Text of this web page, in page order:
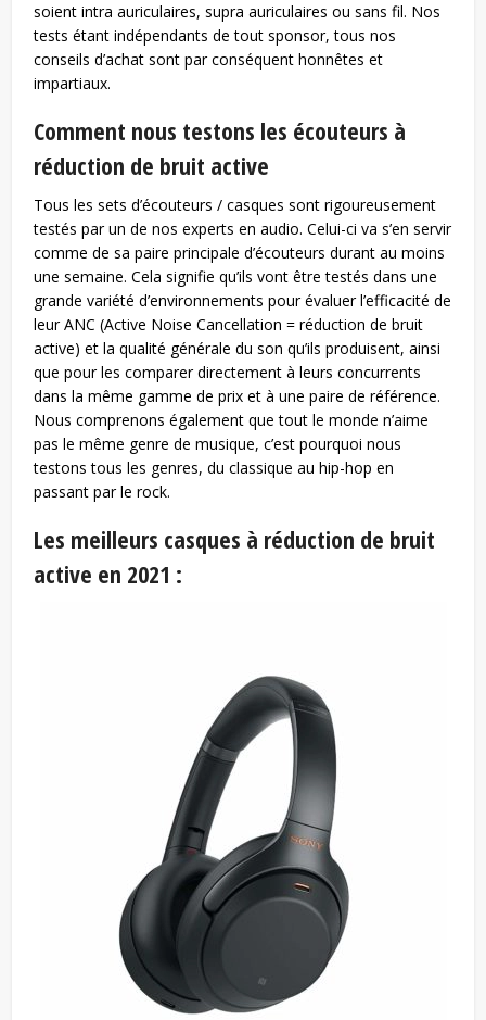
soient intra auriculaires, supra auriculaires ou sans fil. Nos
tests étant indépendants de tout sponsor, tous nos
conseils d’achat sont par conséquent honnêtes et
impartiaux.
Comment nous testons les écouteurs à
réduction de bruit active
Tous les sets d’écouteurs / casques sont rigoureusement
testés par un de nos experts en audio. Celui-ci va s’en servir
comme de sa paire principale d’écouteurs durant au moins
une semaine. Cela signifie qu’ils vont être testés dans une
grande variété d’environnements pour évaluer l’efficacité de
leur ANC (Active Noise Cancellation = réduction de bruit
active) et la qualité générale du son qu’ils produisent, ainsi
que pour les comparer directement à leurs concurrents
dans la même gamme de prix et à une paire de référence.
Nous comprenons également que tout le monde n’aime
pas le même genre de musique, c’est pourquoi nous
testons tous les genres, du classique au hip-hop en
passant par le rock.
Les meilleurs casques à réduction de bruit
active en 2021 :